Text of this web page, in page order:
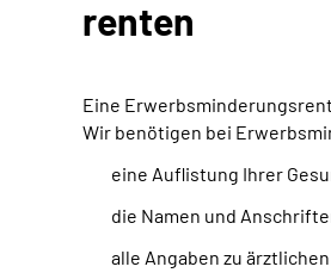
renten
Eine
Wir benötigen bei
eine Auflistung Ihrer
die Namen und
alle Angaben zu